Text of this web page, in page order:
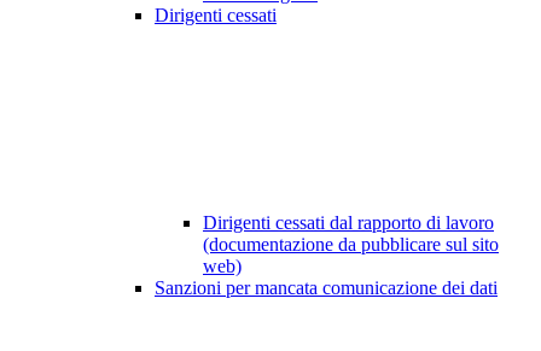
Dirigenti cessati
Dirigenti cessati dal rapporto di lavoro
(documentazione da pubblicare sul sito
web)
Sanzioni per mancata comunicazione dei dati